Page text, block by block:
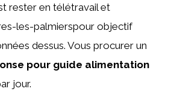
rester en télétravail et
les-palmierspour objectif
dessus. Vous procurer un
pour guide alimentation
jour.